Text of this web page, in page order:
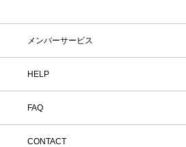
メンバーサービス
HELP
FAQ
CONTACT